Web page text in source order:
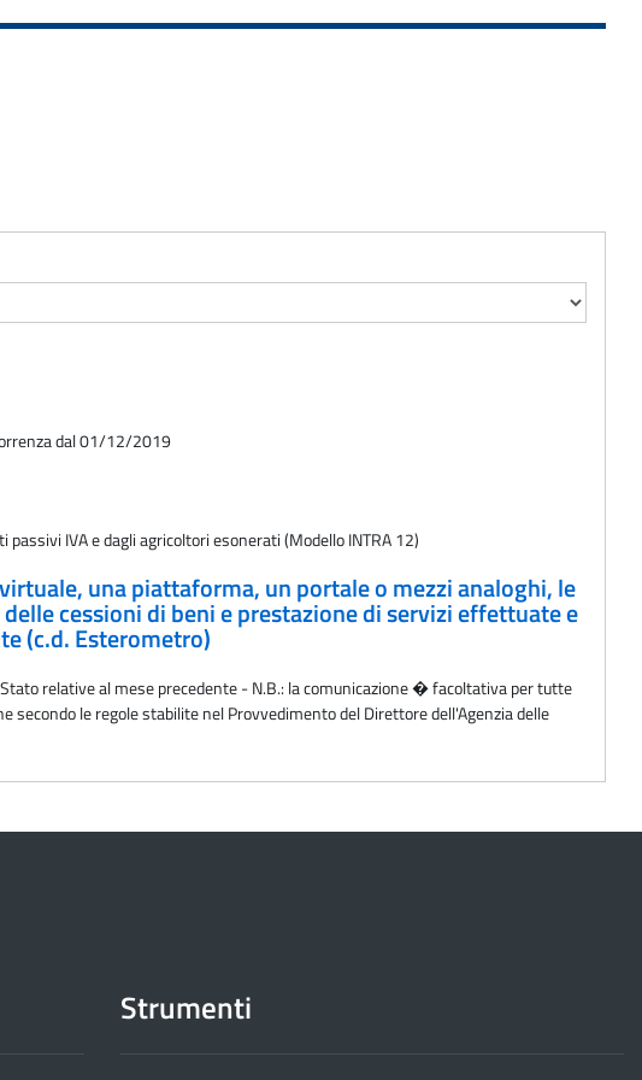
dal 01/12/2019
IVA e dagli agricoltori esonerati (Modello INTRA 12)
una piattaforma, un portale o mezzi analoghi, le
cessioni di beni e prestazione di servizi effettuate e
(c.d. Esterometro)
relative al mese precedente - N.B.: la comunicazione � facoltativa per tutte
le regole stabilite nel Provvedimento del Direttore dell'Agenzia delle
Strumenti